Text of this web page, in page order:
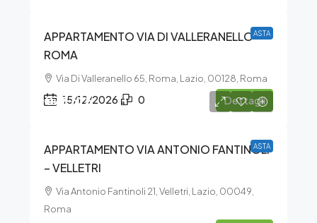
ASTA
APPARTAMENTO VIA DI VALLERANELLO –
ROMA
Via Di Valleranello 65, Roma, Lazio, 00128, Roma
15/12/2026 0 Dettagli
ASTA
€77.625
APPARTAMENTO VIA ANTONIO FANTINOLI
– VELLETRI
Via Antonio Fantinoli 21, Velletri, Lazio, 00049,
Roma